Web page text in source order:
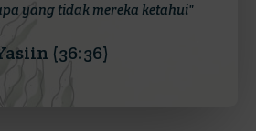
yang tidak mereka ketahui"
(36:36)